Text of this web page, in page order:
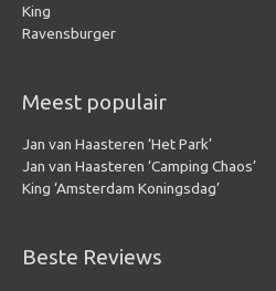
King
Ravensburger
Meest populair
Jan van Haasteren ‘Het Park’
Jan van Haasteren ‘Camping Chaos’
King ‘Amsterdam Koningsdag’
Beste Reviews